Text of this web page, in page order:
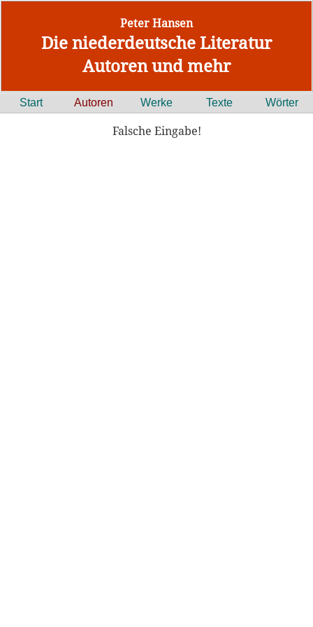
Peter Hansen
Die niederdeutsche Literatur
Autoren und mehr
Start Autoren Werke Texte Wörter
Falsche Eingabe!